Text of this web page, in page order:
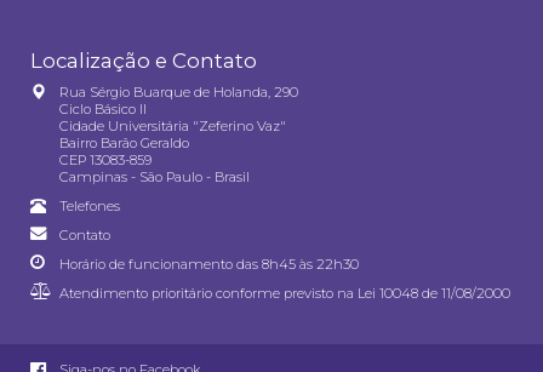
Localização e Contato
Rua Sérgio Buarque de Holanda, 290
Ciclo Básico II
Cidade Universitária "Zeferino Vaz"
Bairro Barão Geraldo
CEP 13083-859
Campinas - São Paulo - Brasil
Telefones
Contato
Horário de funcionamento das 8h45 às 22h30
Atendimento prioritário conforme previsto na Lei 10048 de 11/08/2000